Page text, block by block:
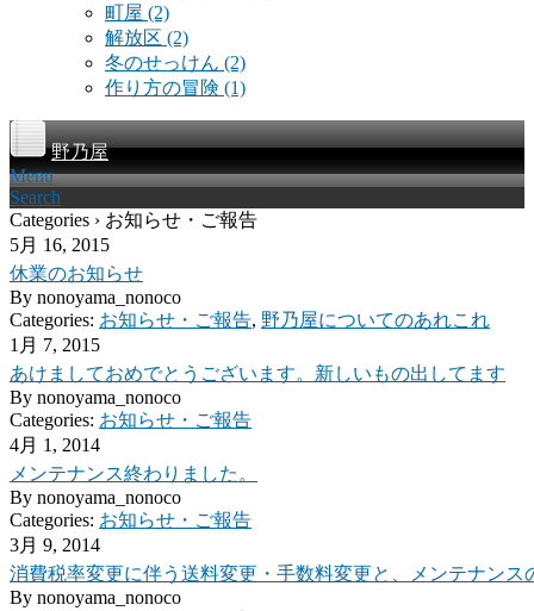
町屋 (2)
解放区 (2)
冬のせっけん (2)
作り方の冒険 (1)
野乃屋
Menu
Search
Categories › お知らせ・ご報告
5月 16, 2015
休業のお知らせ
By nonoyama_nonoco
Categories: お知らせ・ご報告, 野乃屋についてのあれこれ
1月 7, 2015
あけましておめでとうございます。新しいもの出してます
By nonoyama_nonoco
Categories: お知らせ・ご報告
4月 1, 2014
メンテナンス終わりました。
By nonoyama_nonoco
Categories: お知らせ・ご報告
3月 9, 2014
消費税率変更に伴う送料変更・手数料変更と、メンテナンス
By nonoyama_nonoco